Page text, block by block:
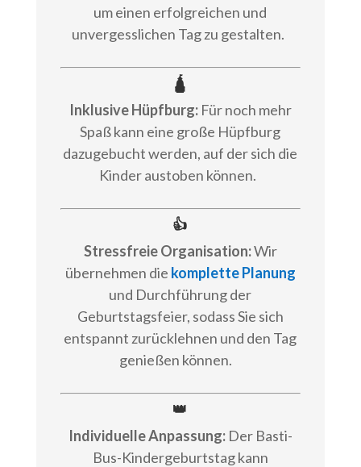
um einen erfolgreichen und
unvergesslichen Tag zu gestalten.
🛕
Inklusive Hüpfburg:Für noch mehr
Spaß kann eine große Hüpfburg
dazugebucht werden, auf der sich die
Kinder austoben können.
👍
Stressfreie Organisation:Wir
übernehmen die komplette Planung
und Durchführung der
Geburtstagsfeier, sodass Sie sich
entspannt zurücklehnen und den Tag
genießen können.
👑
Individuelle Anpassung:Der Basti-
Bus-Kindergeburtstag kann